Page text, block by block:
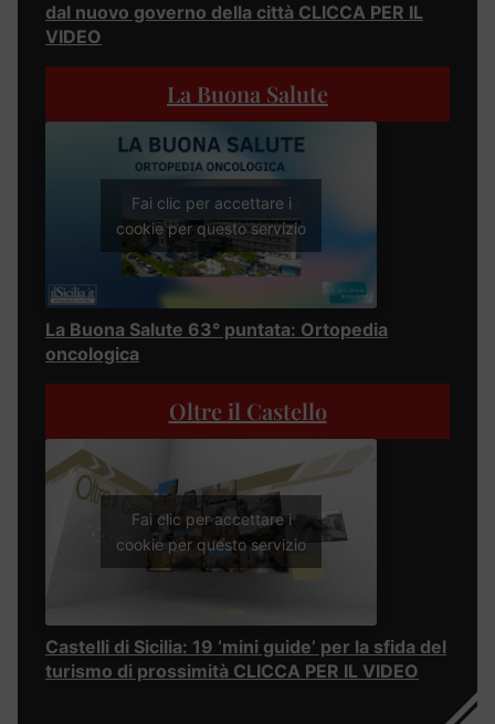
dal nuovo governo della città CLICCA PER IL
VIDEO
La Buona Salute
Fai clic per accettare i
cookie per questo servizio
La Buona Salute 63° puntata: Ortopedia
oncologica
Oltre il Castello
Fai clic per accettare i
cookie per questo servizio
Castelli di Sicilia: 19 ‘mini guide’ per la sfida del
turismo di prossimità CLICCA PER IL VIDEO